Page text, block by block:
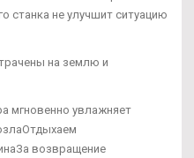
станка не улучшит ситуацию
на землю и
мгновенно увлажняет
возвращение